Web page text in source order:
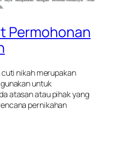
Permohonan
nikah merupakan
untuk
atasan atau pihak yang
pernikahan